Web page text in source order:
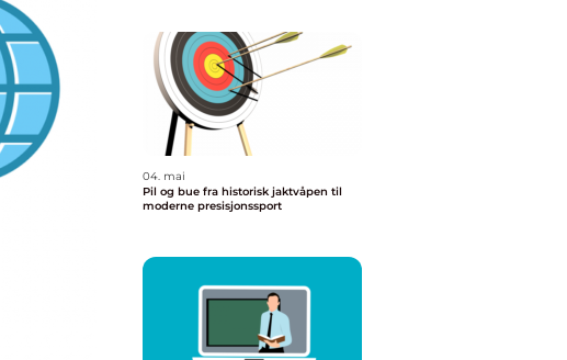
04. mai
Pil og bue fra historisk jaktvåpen til
moderne presisjonssport